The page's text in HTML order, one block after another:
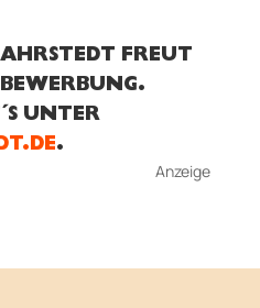
FREUT
UNTER
.
Anzeige